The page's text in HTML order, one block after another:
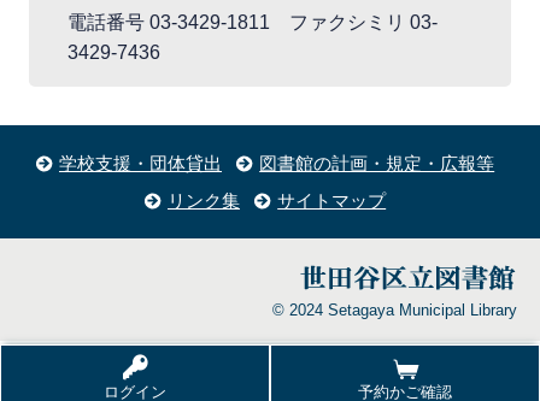
ログイン 予約かご確認
電話番号 03-3429-1811 ファクシミリ 03-
3429-7436
学校支援・団体貸出
図書館の計画・規定・広報等
リンク集
サイトマップ
© 2024 Setagaya Municipal Library